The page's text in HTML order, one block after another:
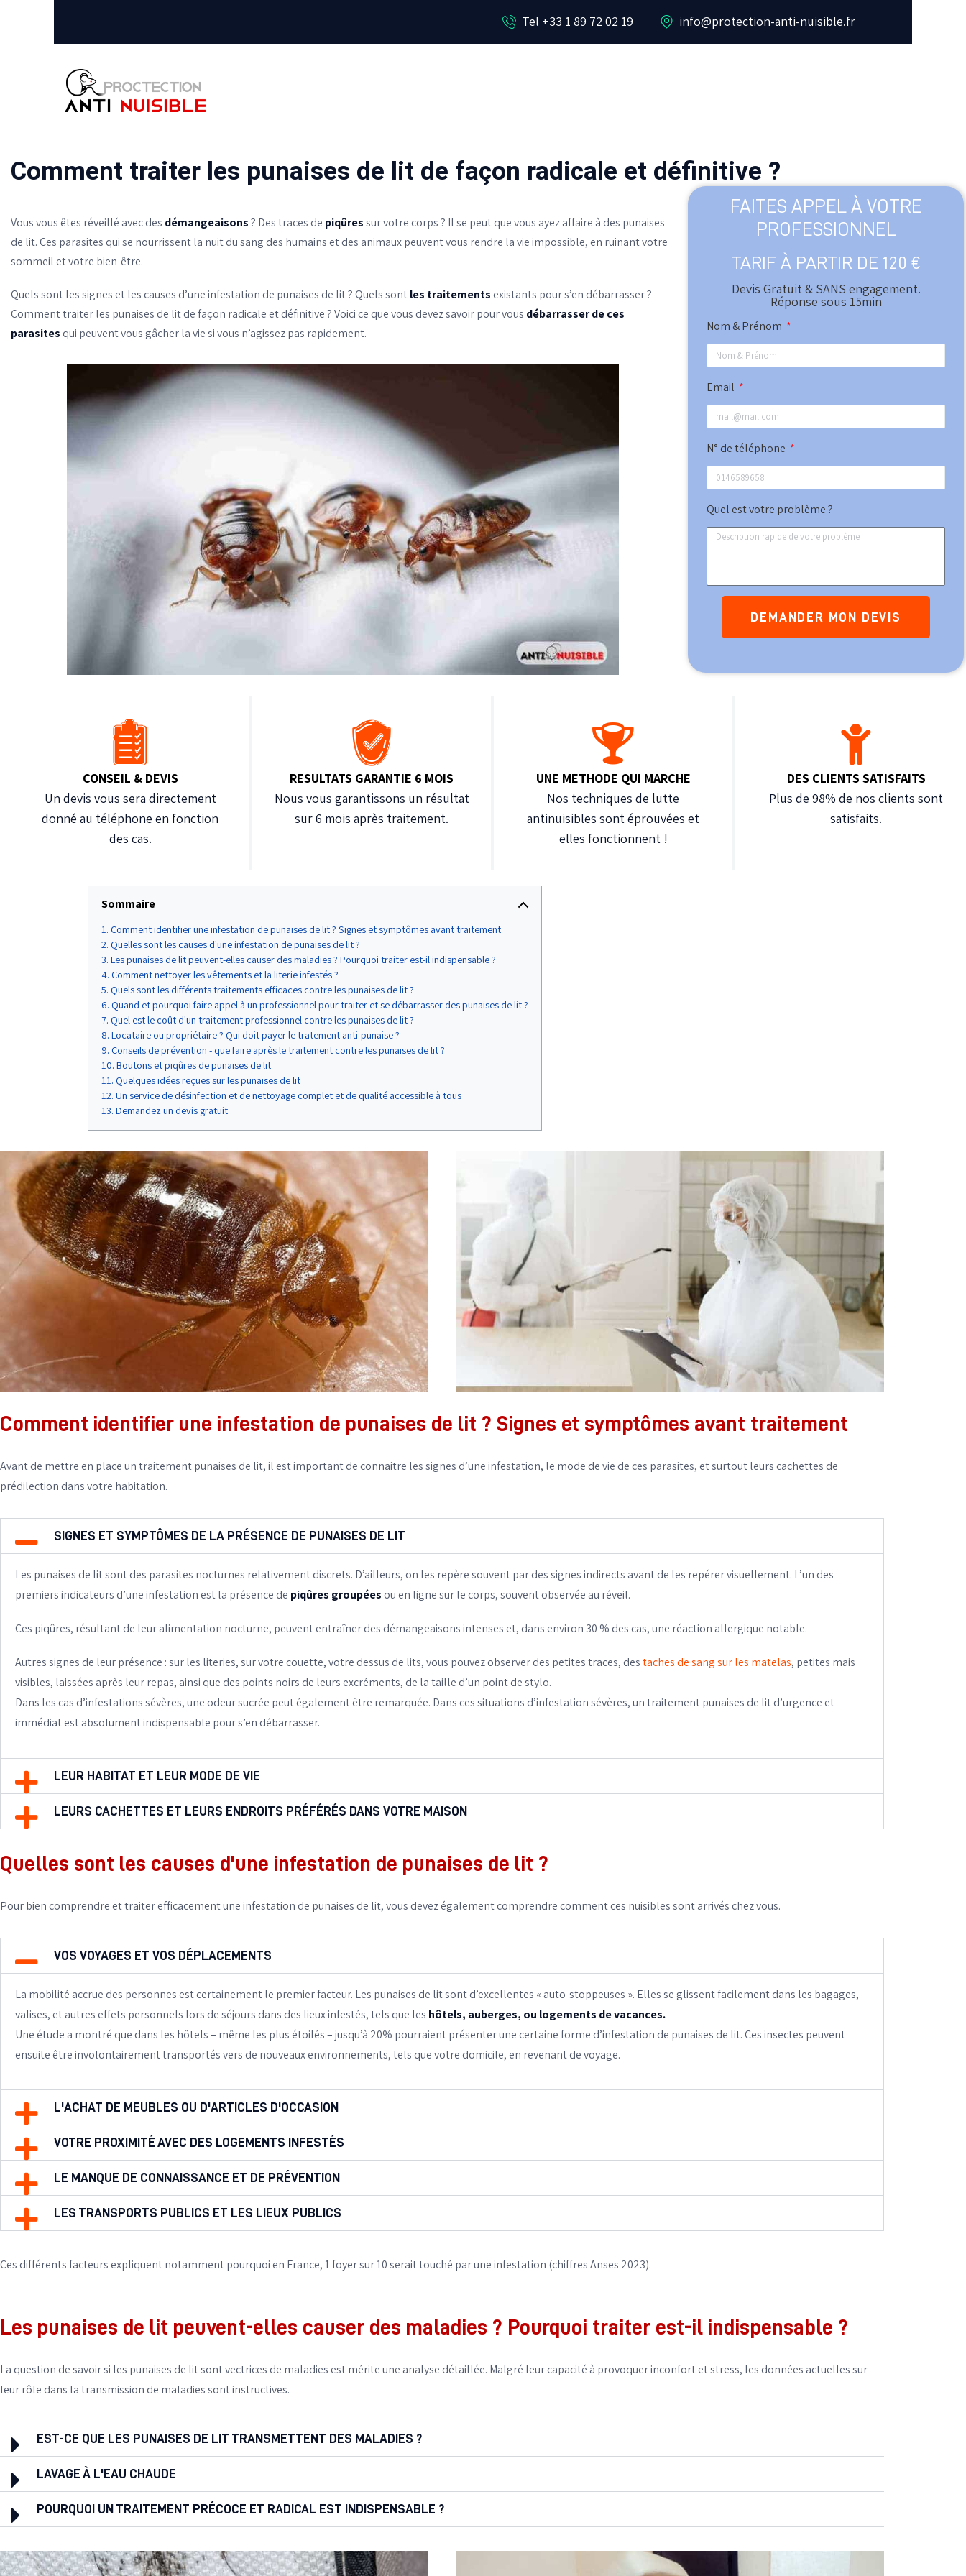
Tel +33 1 89 72 02 19 info@protection-anti-nuisible.fr
NOUS CONTACTER
Comment traiter les punaises de lit de façon radicale et définitive ?
Vous vous êtes réveillé avec des démangeaisons ? Des traces de piqûres sur votre corps ? Il se peut que vous ayez affaire à des punaises
de lit. Ces parasites qui se nourrissent la nuit du sang des humains et des animaux peuvent vous rendre la vie impossible, en ruinant votre
sommeil et votre bien-être.
Quels sont les signes et les causes d’une infestation de punaises de lit ? Quels sont les traitements existants pour s’en débarrasser ?
Comment traiter les punaises de lit de façon radicale et définitive ? Voici ce que vous devez savoir pour vous débarrasser de ces
parasites qui peuvent vous gâcher la vie si vous n’agissez pas rapidement.
FAITES APPEL À VOTRE
PROFESSIONNEL
TARIF À PARTIR DE 120 €
Devis Gratuit & SANS engagement.
Réponse sous 15min​
Nom & Prénom
Email
N° de téléphone
Quel est votre problème ?
DEMANDER MON DEVIS
CONSEIL & DEVIS
Un devis vous sera directement
donné au téléphone en fonction
des cas.
RESULTATS GARANTIE 6 MOIS
Nous vous garantissons un résultat
sur 6 mois après traitement.
UNE METHODE QUI MARCHE
Nos techniques de lutte
antinuisibles sont éprouvées et
elles fonctionnent !
DES CLIENTS SATISFAITS
Plus de 98% de nos clients sont
satisfaits.
Sommaire
Comment identifier une infestation de punaises de lit ? Signes et symptômes avant traitement
Quelles sont les causes d'une infestation de punaises de lit ?
Les punaises de lit peuvent-elles causer des maladies ? Pourquoi traiter est-il indispensable ?
Comment nettoyer les vêtements et la literie infestés ?
Quels sont les différents traitements efficaces contre les punaises de lit ?
Quand et pourquoi faire appel à un professionnel pour traiter et se débarrasser des punaises de lit ?
Quel est le coût d'un traitement professionnel contre les punaises de lit ?
Locataire ou propriétaire ? Qui doit payer le tratement anti-punaise ?
Conseils de prévention - que faire après le traitement contre les punaises de lit ?
Boutons et piqûres de punaises de lit
Quelques idées reçues sur les punaises de lit
Un service de désinfection et de nettoyage complet et de qualité accessible à tous
Demandez un devis gratuit
Comment identifier une infestation de punaises de lit ? Signes et symptômes avant traitement
Avant de mettre en place un traitement punaises de lit, il est important de connaitre les signes d’une infestation, le mode de vie de ces parasites, et surtout leurs cachettes de
prédilection dans votre habitation.
SIGNES ET SYMPTÔMES DE LA PRÉSENCE DE PUNAISES DE LIT
Les punaises de lit sont des parasites nocturnes relativement discrets. D’ailleurs, on les repère souvent par des signes indirects avant de les repérer visuellement. L’un des
premiers indicateurs d’une infestation est la présence de piqûres groupées ou en ligne sur le corps, souvent observée au réveil.
Ces piqûres, résultant de leur alimentation nocturne, peuvent entraîner des démangeaisons intenses et, dans environ 30 % des cas, une réaction allergique notable.
Autres signes de leur présence : sur les literies, sur votre couette, votre dessus de lits, vous pouvez observer des petites traces, des taches de sang sur les matelas, petites mais
visibles, laissées après leur repas, ainsi que des points noirs de leurs excréments, de la taille d’un point de stylo.
Dans les cas d’infestations sévères, une odeur sucrée peut également être remarquée. Dans ces situations d’infestation sévères, un traitement punaises de lit d’urgence et
immédiat est absolument indispensable pour s’en débarrasser.
LEUR HABITAT ET LEUR MODE DE VIE
LEURS CACHETTES ET LEURS ENDROITS PRÉFÉRÉS DANS VOTRE MAISON
Quelles sont les causes d'une infestation de punaises de lit ?
Pour bien comprendre et traiter efficacement une infestation de punaises de lit, vous devez également comprendre comment ces nuisibles sont arrivés chez vous.
VOS VOYAGES ET VOS DÉPLACEMENTS
La mobilité accrue des personnes est certainement le premier facteur. Les punaises de lit sont d’excellentes « auto-stoppeuses ». Elles se glissent facilement dans les bagages,
valises, et autres effets personnels lors de séjours dans des lieux infestés, tels que les hôtels, auberges, ou logements de vacances.
Une étude a montré que dans les hôtels – même les plus étoilés – jusqu’à 20% pourraient présenter une certaine forme d’infestation de punaises de lit. Ces insectes peuvent
ensuite être involontairement transportés vers de nouveaux environnements, tels que votre domicile, en revenant de voyage.
L'ACHAT DE MEUBLES OU D'ARTICLES D'OCCASION
VOTRE PROXIMITÉ AVEC DES LOGEMENTS INFESTÉS
LE MANQUE DE CONNAISSANCE ET DE PRÉVENTION
LES TRANSPORTS PUBLICS ET LES LIEUX PUBLICS
Ces différents facteurs expliquent notamment pourquoi en France, 1 foyer sur 10 serait touché par une infestation (chiffres Anses 2023).
Les punaises de lit peuvent-elles causer des maladies ? Pourquoi traiter est-il indispensable ?
La question de savoir si les punaises de lit sont vectrices de maladies est mérite une analyse détaillée. Malgré leur capacité à provoquer inconfort et stress, les données actuelles sur
leur rôle dans la transmission de maladies sont instructives.
EST-CE QUE LES PUNAISES DE LIT TRANSMETTENT DES MALADIES ?
LAVAGE À L'EAU CHAUDE
POURQUOI UN TRAITEMENT PRÉCOCE ET RADICAL EST INDISPENSABLE ?